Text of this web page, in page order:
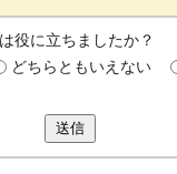
役に立ちましたか？
どちらともいえない
送信